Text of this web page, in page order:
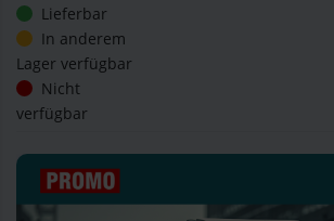
Lieferbar
In anderem
Lager verfügbar
Nicht
verfügbar